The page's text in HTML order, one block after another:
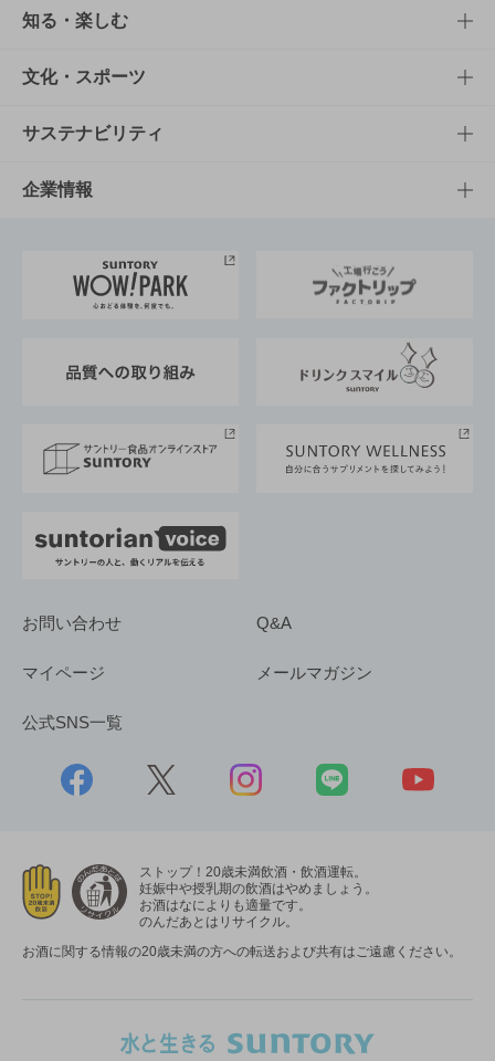
商品TOP
商品一覧
商品発売情報
栄養成分一覧
知る・楽しむ
知る・楽しむTOP
キャンペーン
工場見学
地域情報
文化・スポーツ
文化・スポーツTOP
サントリーホール
サントリーサンバーズ大阪
サステナビリティ
サステナビリティTOP
サントリーが考えるサステナビリティ経営
企業情報
企業概要
採用情報
お問い合わせ Q&A
マイページ メールマガジン
公式SNS一覧
ストップ！20歳未満飲酒・飲酒運転。
妊娠中や授乳期の飲酒はやめましょう。
お酒はなによりも適量です。
のんだあとはリサイクル。
お酒に関する情報の20歳未満の方への転送および共有はご遠慮ください。